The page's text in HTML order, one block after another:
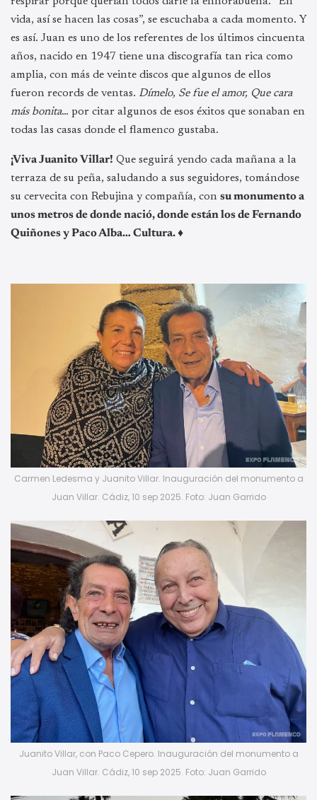
vida, así se hacen las cosas”, se escuchaba a cada momento. Y
es así. Juan es uno de los referentes de los últimos cincuenta
años, nacido en 1947 tiene una discografía tan rica como
amplia, con más de veinte discos que algunos de ellos
fueron records de ventas. Dímelo, Se fue el amor, Que cara
más bonita… por citar algunos de esos éxitos que sonaban en
todas las casas donde el flamenco gustaba.
¡Viva Juanito Villar! Que seguirá yendo cada mañana a la
terraza de su peña, saludando a sus seguidores, tomándose
su cervecita con Rebujina y compañía, con su monumento a
unos metros de donde nació, donde están los de Fernando
Quiñones y Paco Alba… Cultura. ♦
Carmen Ledesma y Juanito Villar. Inauguración del monumento a
Juan Villar. Cádiz, 10 sep 2025. Foto: Juan Garrido
Juanito Villar, con Paco Cepero. Inauguración del monumento a
Juan Villar. Cádiz, 10 sep 2025. Foto: Juan Garrido